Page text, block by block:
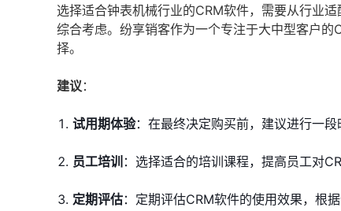
选择适合钟表机械行业的CRM软件，需要从行业
综合考虑。纷享销客作为一个专注于大中型客户
择。
建议：
试用期体验：在最终决定购买前，建议进行一段
员工培训 ：选择适合的培训课程，提高员工对
定期评估：定期评估CRM软件的使用效果，根